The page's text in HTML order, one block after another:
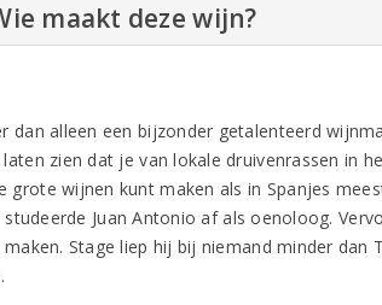
maakt deze wijn?
dan alleen een bijzonder getalenteerd
zien dat je van lokale druivenrassen in
grote wijnen kunt maken als in Spanjes
studeerde Juan Antonio af als oenoloog.
Stage liep hij bij niemand minder dan